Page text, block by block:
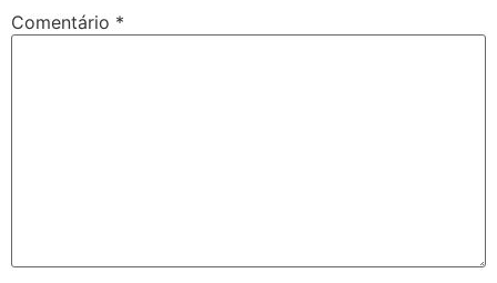
Comentário *